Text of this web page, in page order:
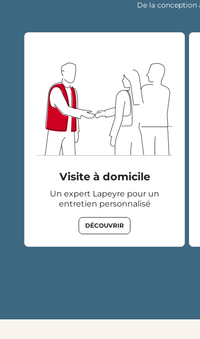
De la conception
Visite à domicile
Un expert Lapeyre pour un
entretien personnalisé
DÉCOUVRIR